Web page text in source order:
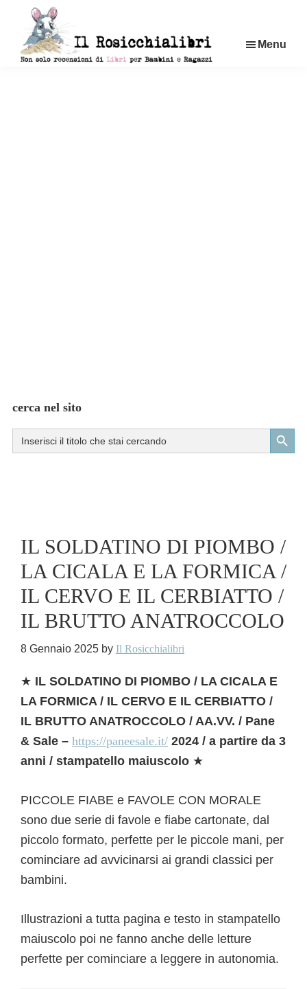
contenuto
Menu
cerca nel sito
Search
for:
Search Button
IL SOLDATINO DI PIOMBO /
LA CICALA E LA FORMICA /
IL CERVO E IL CERBIATTO /
IL BRUTTO ANATROCCOLO
8 Gennaio 2025 by Il Rosicchialibri
★ IL SOLDATINO DI PIOMBO / LA CICALA E
LA FORMICA / IL CERVO E IL CERBIATTO /
IL BRUTTO ANATROCCOLO / AA.VV. / Pane
& Sale – https://paneesale.it/ 2024 / a partire da 3
anni / stampatello maiuscolo ★
PICCOLE FIABE e FAVOLE CON MORALE
sono due serie di favole e fiabe cartonate, dal
piccolo formato, perfette per le piccole mani, per
cominciare ad avvicinarsi ai grandi classici per
bambini.
Illustrazioni a tutta pagina e testo in stampatello
maiuscolo poi ne fanno anche delle letture
perfette per cominciare a leggere in autonomia.